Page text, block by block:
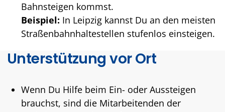
Bahnsteigen kommst.
Beispiel: In Leipzig kannst Du an den meisten
Straßenbahnhaltestellen stufenlos einsteigen.
Unterstützung vor Ort
Wenn Du Hilfe beim Ein- oder Aussteigen
brauchst, sind die Mitarbeitenden der